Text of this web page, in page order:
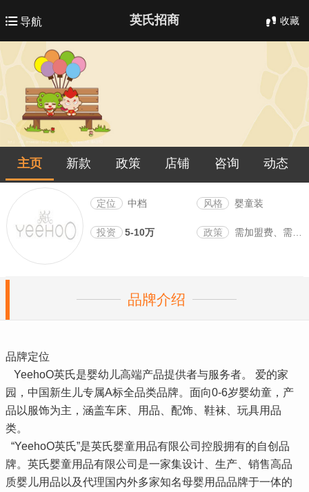
导航 英氏招商 收藏
主页 新款 政策 店铺 咨询 动态
定位 中档 风格 婴童装
投资 5-10万 政策 需加盟费、需保证金
品牌介绍
品牌定位
YeehoO英氏是婴幼儿高端产品提供者与服务者。 爱的家
园，中国新生儿专属A标全品类品牌。面向0-6岁婴幼童，产
品以服饰为主，涵盖车床、用品、配饰、鞋袜、玩具用品
类。
“YeehoO英氏”是英氏婴童用品有限公司控股拥有的自创品
牌。英氏婴童用品有限公司是一家集设计、生产、销售高品
质婴儿用品以及代理国内外多家知名母婴用品品牌于一体的